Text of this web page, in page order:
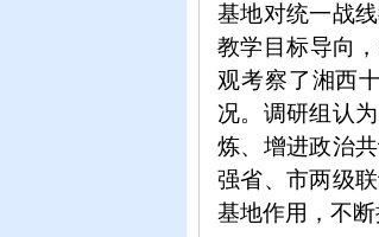
基地对统一战
教学目标导向
观考察了湘西
况。调研组认为
炼、增进政治
强省、市两级
基地作用，不